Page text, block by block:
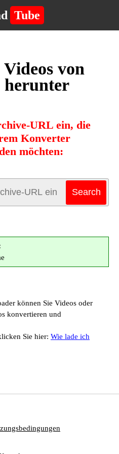
Tube
von
URL ein, die
Konverter
möchten:
können Sie Videos oder
konvertieren und
Sie hier: Wie lade ich